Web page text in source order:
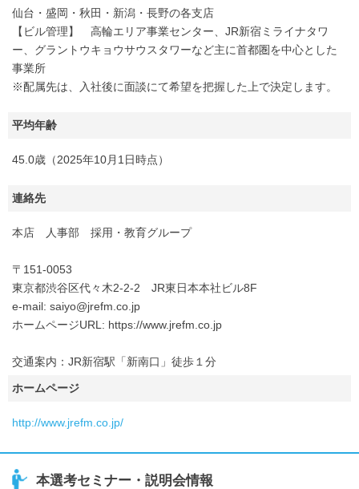
仙台・盛岡・秋田・新潟・長野の各支店
【ビル管理】 高輪エリア事業センター、JR新宿ミライナタワ
ー、グラントウキョウサウスタワーなど主に首都圏を中心とした
事業所
※配属先は、入社後に面談にて希望を把握した上で決定します。
平均年齢
45.0歳（2025年10月1日時点）
連絡先
本店 人事部 採用・教育グループ
〒151-0053
東京都渋谷区代々木2-2-2 JR東日本本社ビル8F
e-mail: saiyo@jrefm.co.jp
ホームページURL: https://www.jrefm.co.jp
交通案内：JR新宿駅「新南口」徒歩１分
ホームページ
http://www.jrefm.co.jp/
本選考セミナー・説明会情報